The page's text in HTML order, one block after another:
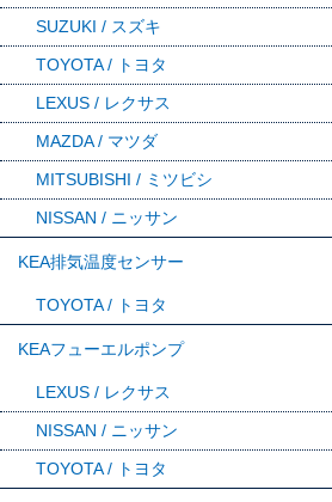
SUZUKI / スズキ
TOYOTA / トヨタ
LEXUS / レクサス
MAZDA / マツダ
MITSUBISHI / ミツビシ
NISSAN / ニッサン
KEA排気温度センサー
TOYOTA / トヨタ
KEAフューエルポンプ
LEXUS / レクサス
NISSAN / ニッサン
TOYOTA / トヨタ